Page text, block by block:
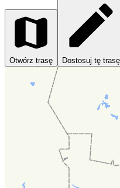
Otwórz trasę Dostosuj tę trasę